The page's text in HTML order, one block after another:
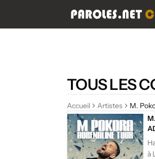
TOUS LES
Accueil Artistes M.
à